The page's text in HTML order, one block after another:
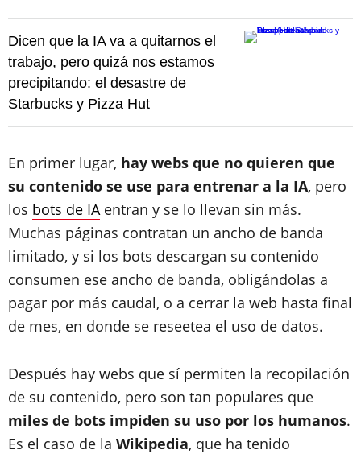
Dicen que la IA va a quitarnos el
trabajo, pero quizá nos estamos
precipitando: el desastre de
Starbucks y Pizza Hut
En primer lugar, hay webs que no quieren que
su contenido se use para entrenar a la IA, pero
los bots de IAentran y se lo llevan sin más.
Muchas páginas contratan un ancho de banda
limitado, y si los bots descargan su contenido
consumen ese ancho de banda, obligándolas a
pagar por más caudal, o a cerrar la web hasta final
de mes, en donde se reseetea el uso de datos.
Después hay webs que sí permiten la recopilación
de su contenido, pero son tan populares que
miles de bots impiden su uso por los humanos.
Es el caso de la Wikipedia, que ha tenido